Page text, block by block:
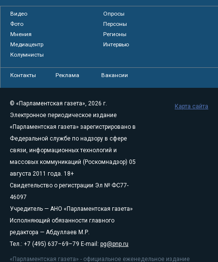
Видео
Опросы
Фото
Персоны
Мнения
Регионы
Медиацентр
Интервью
Колумнисты
Контакты Реклама Вакансии
© «Парламентская газета», 2026 г.
Электронное периодическое издание
«Парламентская газета» зарегистрировано в
Федеральной службе по надзору в сфере
связи, информационных технологий и
массовых коммуникаций (Роскомнадзор) 05
августа 2011 года. 18+
Свидетельство о регистрации Эл № ФС77-
46097
Учредитель — АНО «Парламентская газета»
Исполняющий обязанности главного
редактора — Абдуллаев М.Р.
Тел.: +7 (495) 637–69–79 E-mail: pg@pnp.ru
«Парламентская газета» - официальное еженедельное издание
Карта сайта